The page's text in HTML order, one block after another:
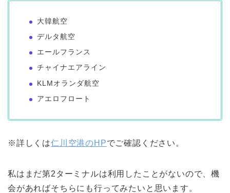
大韓航空
デルタ航空
エールフランス
チャイナエアライン
KLMオランダ航空
アエロフロート
※詳しくは仁川空港のHPでご確認ください。
私はまだ第2ターミナルは利用したことがないので、機
会があればそちらにも行ってみたいと思います。